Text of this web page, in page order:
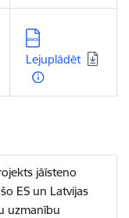
Lejupielādēt:
Lejuplādēt
jāīsteno
ES un Latvijas
uzmanību